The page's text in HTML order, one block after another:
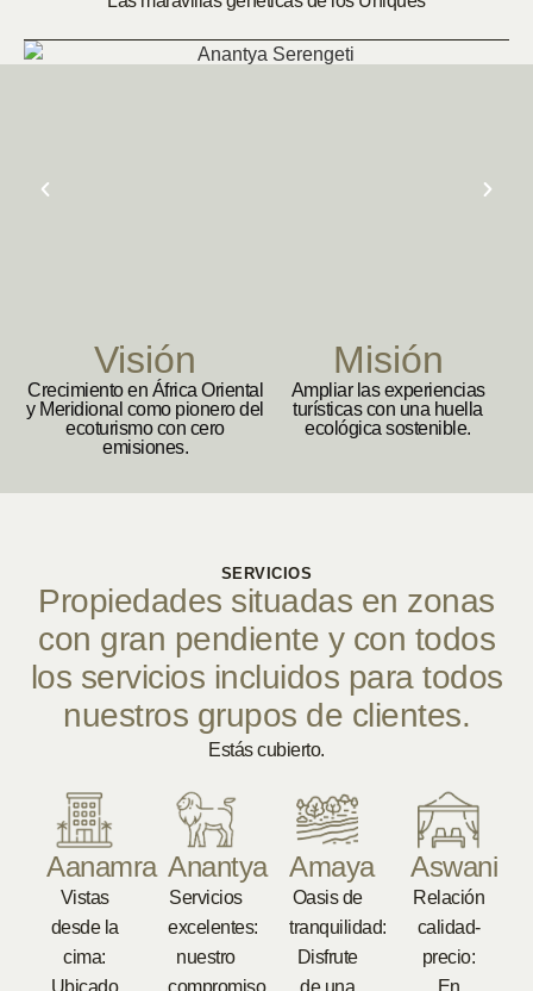
Visión
Crecimiento en África Oriental
y Meridional como pionero del
ecoturismo con cero
emisiones.
Misión
Ampliar las experiencias
turísticas con una huella
ecológica sostenible.
SERVICIOS
Propiedades situadas en zonas
con gran pendiente y con todos
los servicios incluidos para todos
nuestros grupos de clientes.
Estás cubierto.
Aanamra
Vistas
desde la
cima:
Anantya
Servicios
excelentes:
nuestro
Amaya
Oasis de
tranquilidad:
Disfrute
Aswani
Relación
calidad-
precio: